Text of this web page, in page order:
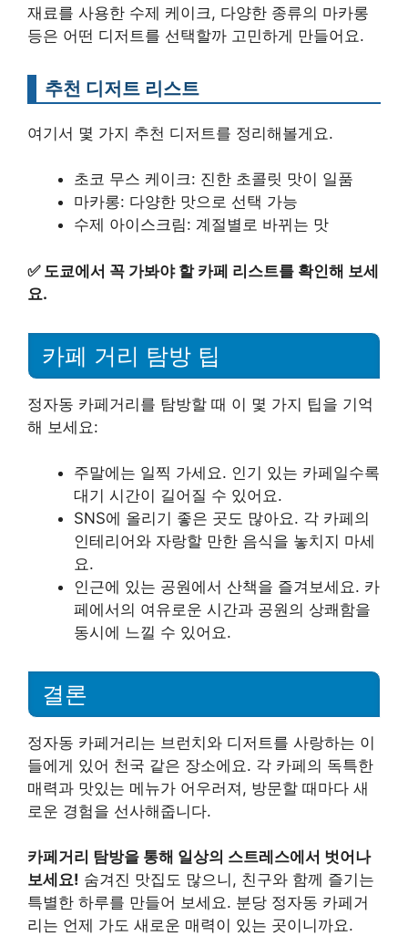
재료를 사용한 수제 케이크, 다양한 종류의 마카롱
등은 어떤 디저트를 선택할까 고민하게 만들어요.
추천 디저트 리스트
여기서 몇 가지 추천 디저트를 정리해볼게요.
초코 무스 케이크: 진한 초콜릿 맛이 일품
마카롱: 다양한 맛으로 선택 가능
수제 아이스크림: 계절별로 바뀌는 맛
✅ 도쿄에서 꼭 가봐야 할 카페 리스트를 확인해 보세
요.
카페 거리 탐방 팁
정자동 카페거리를 탐방할 때 이 몇 가지 팁을 기억
해 보세요:
주말에는 일찍 가세요. 인기 있는 카페일수록
대기 시간이 길어질 수 있어요.
SNS에 올리기 좋은 곳도 많아요. 각 카페의
인테리어와 자랑할 만한 음식을 놓치지 마세
요.
인근에 있는 공원에서 산책을 즐겨보세요. 카
페에서의 여유로운 시간과 공원의 상쾌함을
동시에 느낄 수 있어요.
결론
정자동 카페거리는 브런치와 디저트를 사랑하는 이
들에게 있어 천국 같은 장소에요. 각 카페의 독특한
매력과 맛있는 메뉴가 어우러져, 방문할 때마다 새
로운 경험을 선사해줍니다.
카페거리 탐방을 통해 일상의 스트레스에서 벗어나
보세요! 숨겨진 맛집도 많으니, 친구와 함께 즐기는
특별한 하루를 만들어 보세요. 분당 정자동 카페거
리는 언제 가도 새로운 매력이 있는 곳이니까요.